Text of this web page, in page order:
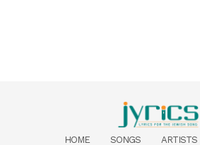
HOME SONGS ARTISTS